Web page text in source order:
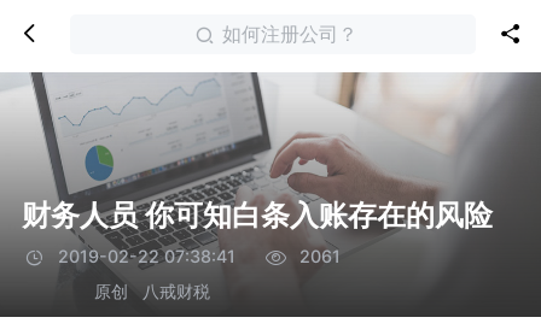
如何注册公司？
财务人员 你可知白条入账存在的风险
2019-02-22 07:38:41
2061
原创
八戒财税